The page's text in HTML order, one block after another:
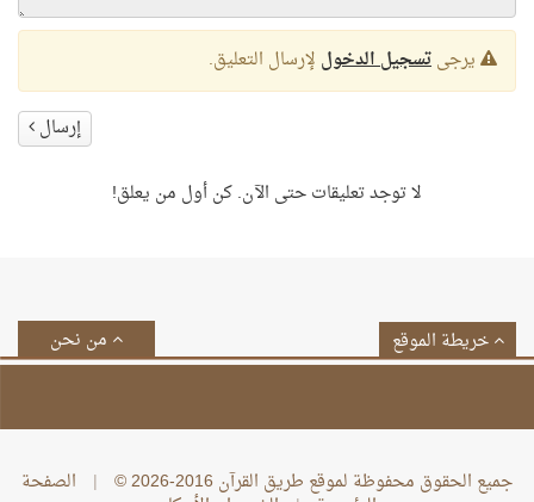
يرجىتسجيل الدخول لإرسال التعليق.
إرسال
لا توجد تعليقات حتى الآن. كن أول من يعلق!
من نحن خريطة الموقع
جميع الحقوق محفوظة لموقع طريق القرآن 2016-2026 © | الصفحة